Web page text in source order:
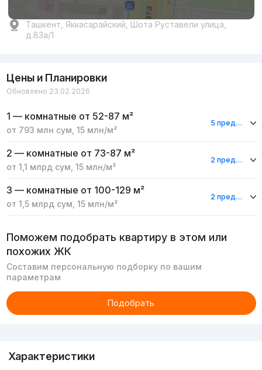
Ташкент, Яккасарайский, Шота Руставели улица,
д.83a/1
Цены и Планировки
Обновлено 23.02.2026
1 — комнатные от 52-87 м²
от 793 млн сум 15 млн/м²
5 предложений
2 — комнатные от 73-87 м²
от 1,1 млрд сум 15 млн/м²
2 предложения
3 — комнатные от 100-129 м²
от 1,5 млрд сум 15 млн/м²
2 предложения
Поможем подобрать квартиру в этом или
похожих ЖК
Составим персональную подборку по вашим
параметрам
Подобрать
Характеристики